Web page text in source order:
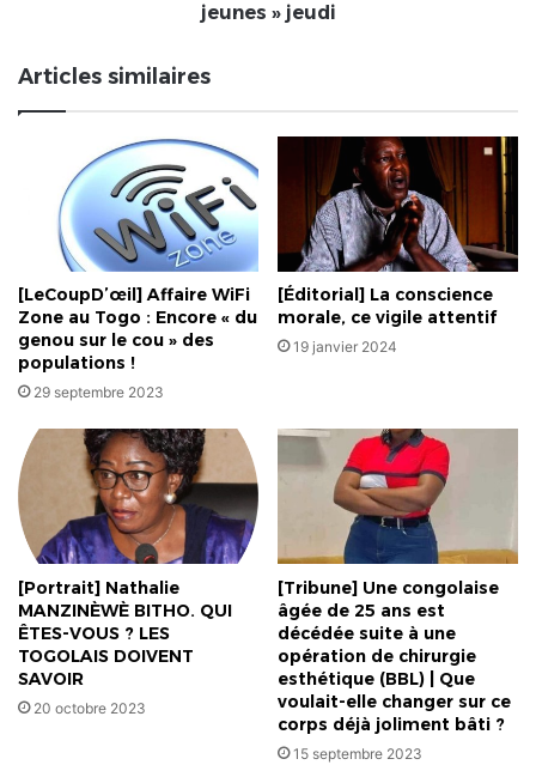
et
l’impact
jeudi
jeunes » jeudi
Articles similaires
[LeCoupD’œil] Affaire WiFi
Zone au Togo : Encore « du
genou sur le cou » des
populations !
29 septembre 2023
[Éditorial] La conscience
morale, ce vigile attentif
19 janvier 2024
[Portrait] Nathalie
MANZINÈWÈ BITHO. QUI
ÊTES-VOUS ? LES
TOGOLAIS DOIVENT
SAVOIR
20 octobre 2023
[Tribune] Une congolaise
âgée de 25 ans est
décédée suite à une
opération de chirurgie
esthétique (BBL) | Que
voulait-elle changer sur ce
corps déjà joliment bâti ?
15 septembre 2023